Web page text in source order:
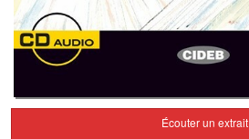
Écouter un extrait